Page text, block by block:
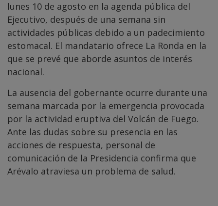
lunes 10 de agosto en la agenda pública del
Ejecutivo, después de una semana sin
actividades públicas debido a un padecimiento
estomacal. El mandatario ofrece La Ronda en la
que se prevé que aborde asuntos de interés
nacional.
La ausencia del gobernante ocurre durante una
semana marcada por la emergencia provocada
por la actividad eruptiva del Volcán de Fuego.
Ante las dudas sobre su presencia en las
acciones de respuesta, personal de
comunicación de la Presidencia confirma que
Arévalo atraviesa un problema de salud.